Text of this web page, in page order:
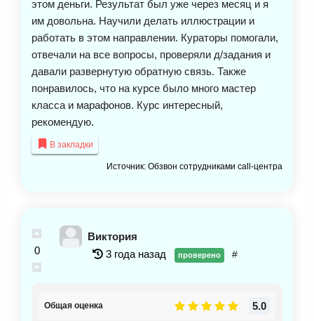
этом деньги. Результат был уже через месяц и я
им довольна. Научили делать иллюстрации и
работать в этом направлении. Кураторы помогали,
отвечали на все вопросы, проверяли д/задания и
давали развернутую обратную связь. Также
понравилось, что на курсе было много мастер
класса и марафонов. Курс интересный,
рекомендую.
В закладки
Источник: Обзвон сотрудниками call-центра
0
Виктория
3 года назад
проверено #
5.0
Общая оценка